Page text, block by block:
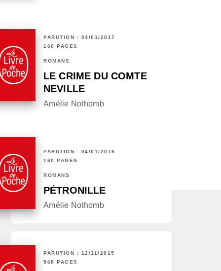
PARUTION : 04/01/2017
160 PAGES
ROMANS
LE CRIME DU COMTE
NEVILLE
Amélie Nothomb
PARUTION : 04/01/2016
160 PAGES
ROMANS
PÉTRONILLE
Amélie Nothomb
PARUTION : 12/11/2015
568 PAGES